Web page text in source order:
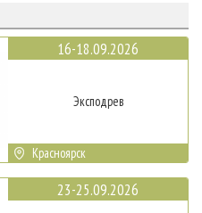
16-18.09.2026
Эксподрев
Красноярск
23-25.09.2026